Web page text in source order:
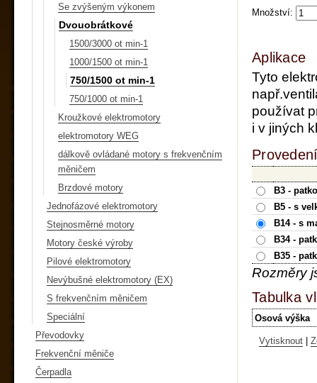
Se zvýšeným výkonem
Dvouobrátkové
1500/3000 ot min-1
1000/1500 ot min-1
750/1500 ot min-1
750/1000 ot min-1
Kroužkové elektromotory
elektromotory WEG
dálkově ovládané motory s frekvenčním
měničem
Brzdové motory
Jednofázové elektromotory
Stejnosměrné motory
Motory české výroby
Pilové elektromotory
Nevýbušné elektromotory (EX)
S frekvenčním měničem
Speciální
Převodovky
Frekvenční měniče
Čerpadla
Množství:
Aplikace
Tyto
používat
i v jiných
B3 -
B5 - s
B14 - s
B34 -
B35 -
Rozměry
Tabulka
Osová výška
Vytisknout